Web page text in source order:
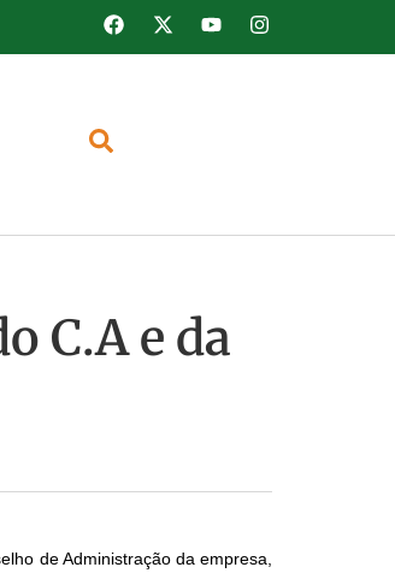
C.A e da
de Administração da empresa,